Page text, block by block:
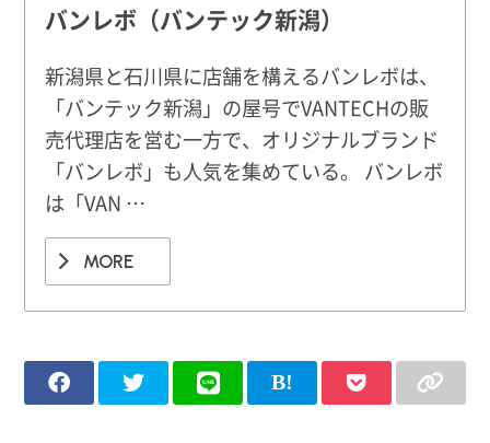
バンレボ（バンテック新潟）
新潟県と石川県に店舗を構えるバンレボは、
「バンテック新潟」の屋号でVANTECHの販
売代理店を営む一方で、オリジナルブランド
「バンレボ」も人気を集めている。 バンレボ
は「VAN …
MORE